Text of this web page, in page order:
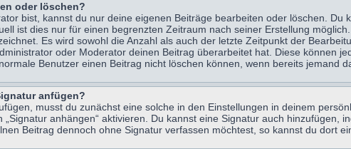
oder löschen?
bist, kannst du nur deine eigenen Beiträge bearbeiten oder löschen. Du
ist dies nur für einen begrenzten Zeitraum nach seiner Erstellung
Es wird sowohl die Anzahl als auch der letzte Zeitpunkt der
oder Moderator deinen Beitrag überarbeitet hat. Diese können
Benutzer einen Beitrag nicht löschen können, wenn bereits jemand
anfügen?
musst du zunächst eine solche in den Einstellungen in deinem
anhängen“ aktivieren. Du kannst eine Signatur auch
Beitrag dennoch ohne Signatur verfassen möchtest, so kannst du dort